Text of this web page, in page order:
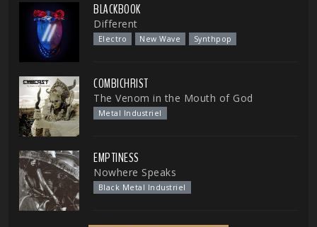
BLACKBOOK
Different
Electro New Wave Synthpop
COMBICHRIST
The Venom in the Mouth of God
Metal Industriel
EMPTINESS
Nowhere Speaks
Black Metal Industriel